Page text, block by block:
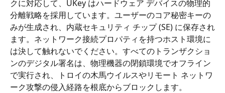
クに対応して、UKey はハードウェア デバイスの物理的
分離戦略を採用しています。ユーザーのコア秘密キーの
みが生成され、内蔵セキュリティ チップ (SE) に保存され
ます。ネットワーク接続プロパティを持つホスト環境に
は決して触れないでください。すべてのトランザクショ
ンのデジタル署名は、物理機器の閉鎖環境でオフライン
で実行され、トロイの木馬ウイルスやリモート ネットワ
ーク攻撃の侵入経路を根底からブロックします。